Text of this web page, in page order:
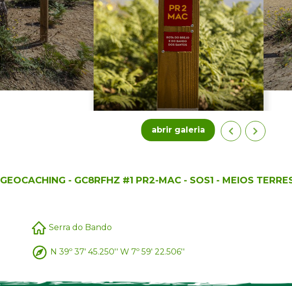
abrir galeria
GEOCACHING - GC8RFHZ #1 PR2-MAC - SOS1 - MEIOS
Serra do Bando
N 39º 37' 45.250'' W 7º 59' 22.506''